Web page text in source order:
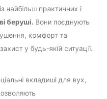
найбільш практичних і
беруші. Вони поєднують
комфорт та
у будь-якій ситуації.
вкладиші для вух,